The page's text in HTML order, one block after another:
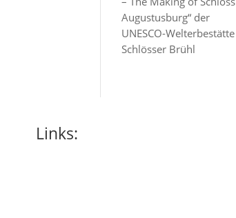
Augustusburg“ der
UNESCO-Welterbestätte
Schlösser Brühl
Links: